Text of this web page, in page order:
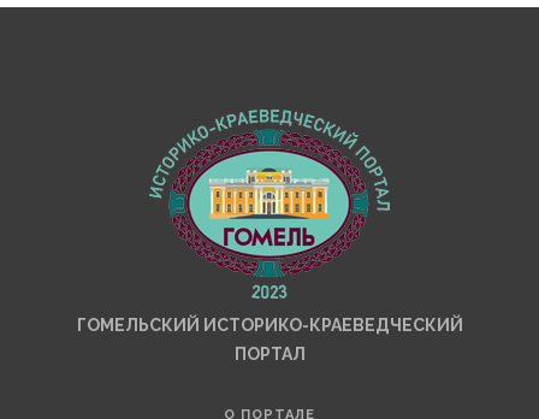
ГОМЕЛЬСКИЙ ИСТОРИКО-КРАЕВЕДЧЕСКИЙ
ПОРТАЛ
О ПОРТАЛЕ